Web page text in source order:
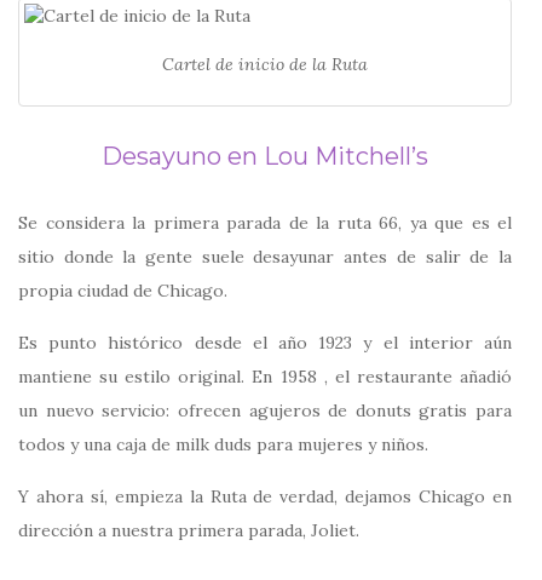
Cartel de inicio de la Ruta
Desayuno en Lou Mitchell’s
Se considera la primera parada de la ruta 66, ya que es el
sitio donde la gente suele desayunar antes de salir de la
propia ciudad de Chicago.
Es punto histórico desde el año 1923 y el interior aún
mantiene su estilo original. En 1958 , el restaurante añadió
un nuevo servicio: ofrecen agujeros de donuts gratis para
todos y una caja de milk duds para mujeres y niños.
Y ahora sí, empieza la Ruta de verdad, dejamos Chicago en
dirección a nuestra primera parada, Joliet.